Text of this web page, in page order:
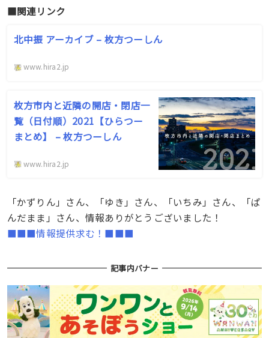
■関連リンク
北中振 アーカイブ – 枚方つーしん
www.hira2.jp
枚方市内と近隣の開店・閉店一
覧（日付順）2021【ひらつー
まとめ】 – 枚方つーしん
www.hira2.jp
「かずりん」さん、「ゆき」さん、「いちみ」さん、「ぱ
んだまま」さん、情報ありがとうございました！
■■■情報提供求む！■■■
記事内バナー